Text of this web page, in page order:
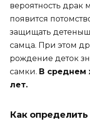
вероятность
появится
защищать
самца. При этом
рождение деток
самки. В среднем
лет.
Как